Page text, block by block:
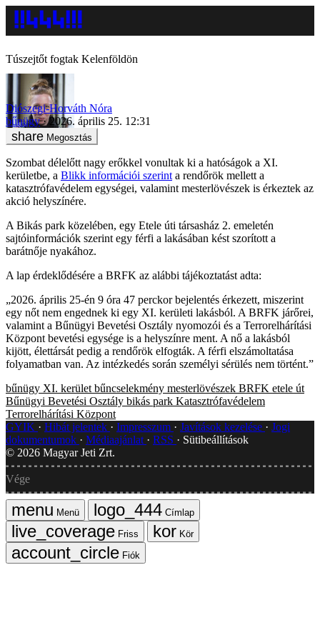
Túszejtőt fogtak Kelenföldön
Diószegi-Horváth Nóra
bűnügy
2026. április 25. 12:31
Megosztás
Szombat délelőtt nagy erőkkel vonultak ki a hatóságok a XI.
kerületbe, a Blikk információi szerint a rendőrök mellett a
katasztrófavédelem egységei, valamint mesterlövészek is érkeztek az
akció helyszínére.
A Bikás park közelében, egy Etele úti társasház 2. emeletén
sajtóinformációk szerint egy férfi a lakásában kést szorított a
barátnője nyakához.
A lap érdeklődésére a BRFK az alábbi tájékoztatást adta:
„2026. április 25-én 9 óra 47 perckor bejelentés érkezett, miszerint
egy nőt nem engednek ki egy XI. kerületi lakásból. A BRFK járőrei,
valamint a Bűnügyi Bevetési Osztály nyomozói és a Terrorelhárítási
Központ bevetési egysége is a helyszínre ment. A nő a lakásból
kijött, élettársát pedig a rendőrök elfogták. A férfi elszámoltatása
folyamatban van. Az intézkedés során személyi sérülés nem történt.”
bűnügy XI. kerület bűncselekmény mesterlövészek BRFK etele út
Bűnügyi Bevetési Osztály bikás park Katasztrófavédelem
Terrorelhárítási Központ
GYIK
Hibát jelentek Impresszum Javítások kezelése
Jogi
dokumentumok
Médiaajánlat RSS
Sütibeállítások
© 2026 Magyar Jeti Zrt.
Vége
Menü
Címlap
Friss
Kör
Fiók